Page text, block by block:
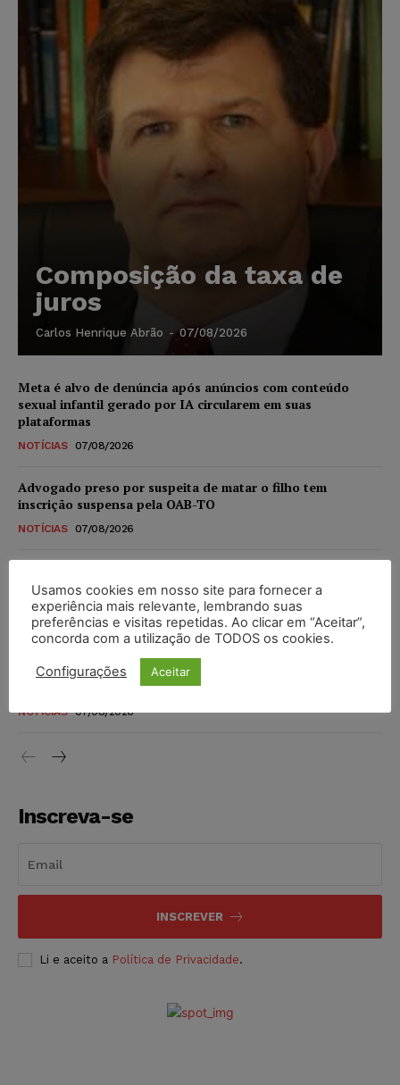
Composição da taxa de
juros
Carlos Henrique Abrão - 07/08/2026
Meta é alvo de denúncia após anúncios com conteúdo
sexual infantil gerado por IA circularem em suas
plataformas
NOTÍCIAS 07/08/2026
Advogado preso por suspeita de matar o filho tem
inscrição suspensa pela OAB-TO
NOTÍCIAS 07/08/2026
novos para pessoas com deficiência e autistas de todos os
níveis
DIREITO TRIBUTÁRIO 07/08/2026
Justiça do Trabalho mantém justa causa de empregado que
vendia canetas emagrecedoras no local de trabalho
NOTÍCIAS 07/08/2026
Inscreva-se
INSCREVER
Li e aceito a Política de Privacidade.
Usamos cookies em nosso site para fornecer a
experiência mais relevante, lembrando suas
preferências e visitas repetidas. Ao clicar em “Aceitar”,
concorda com a utilização de TODOS os cookies.
Configurações Aceitar